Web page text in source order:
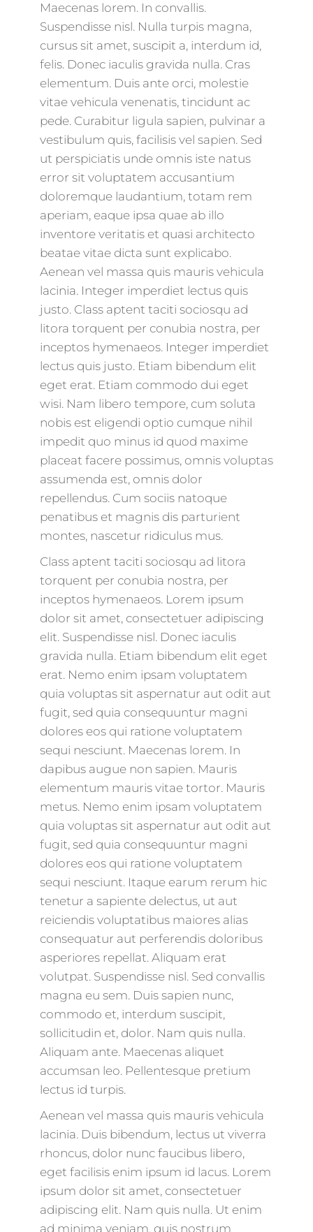
Maecenas lorem. In convallis.
Suspendisse nisl. Nulla turpis magna,
cursus sit amet, suscipit a, interdum id,
felis. Donec iaculis gravida nulla. Cras
elementum. Duis ante orci, molestie
vitae vehicula venenatis, tincidunt ac
pede. Curabitur ligula sapien, pulvinar a
vestibulum quis, facilisis vel sapien. Sed
ut perspiciatis unde omnis iste natus
error sit voluptatem accusantium
doloremque laudantium, totam rem
aperiam, eaque ipsa quae ab illo
inventore veritatis et quasi architecto
beatae vitae dicta sunt explicabo.
Aenean vel massa quis mauris vehicula
lacinia. Integer imperdiet lectus quis
justo. Class aptent taciti sociosqu ad
litora torquent per conubia nostra, per
inceptos hymenaeos. Integer imperdiet
lectus quis justo. Etiam bibendum elit
eget erat. Etiam commodo dui eget
wisi. Nam libero tempore, cum soluta
nobis est eligendi optio cumque nihil
impedit quo minus id quod maxime
placeat facere possimus, omnis voluptas
assumenda est, omnis dolor
repellendus. Cum sociis natoque
penatibus et magnis dis parturient
montes, nascetur ridiculus mus.
Class aptent taciti sociosqu ad litora
torquent per conubia nostra, per
inceptos hymenaeos. Lorem ipsum
dolor sit amet, consectetuer adipiscing
elit. Suspendisse nisl. Donec iaculis
gravida nulla. Etiam bibendum elit eget
erat. Nemo enim ipsam voluptatem
quia voluptas sit aspernatur aut odit aut
fugit, sed quia consequuntur magni
dolores eos qui ratione voluptatem
sequi nesciunt. Maecenas lorem. In
dapibus augue non sapien. Mauris
elementum mauris vitae tortor. Mauris
metus. Nemo enim ipsam voluptatem
quia voluptas sit aspernatur aut odit aut
fugit, sed quia consequuntur magni
dolores eos qui ratione voluptatem
sequi nesciunt. Itaque earum rerum hic
tenetur a sapiente delectus, ut aut
reiciendis voluptatibus maiores alias
consequatur aut perferendis doloribus
asperiores repellat. Aliquam erat
volutpat. Suspendisse nisl. Sed convallis
magna eu sem. Duis sapien nunc,
commodo et, interdum suscipit,
sollicitudin et, dolor. Nam quis nulla.
Aliquam ante. Maecenas aliquet
accumsan leo. Pellentesque pretium
lectus id turpis.
Aenean vel massa quis mauris vehicula
lacinia. Duis bibendum, lectus ut viverra
rhoncus, dolor nunc faucibus libero,
eget facilisis enim ipsum id lacus. Lorem
ipsum dolor sit amet, consectetuer
adipiscing elit. Nam quis nulla. Ut enim
ad minima veniam, quis nostrum